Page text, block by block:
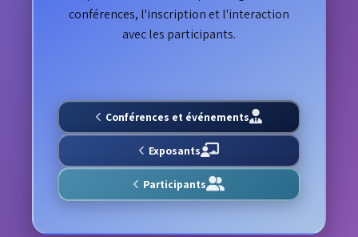
conférences, l'inscription et l'interaction
avec les participants.
Conférences et événements
Exposants
Participants